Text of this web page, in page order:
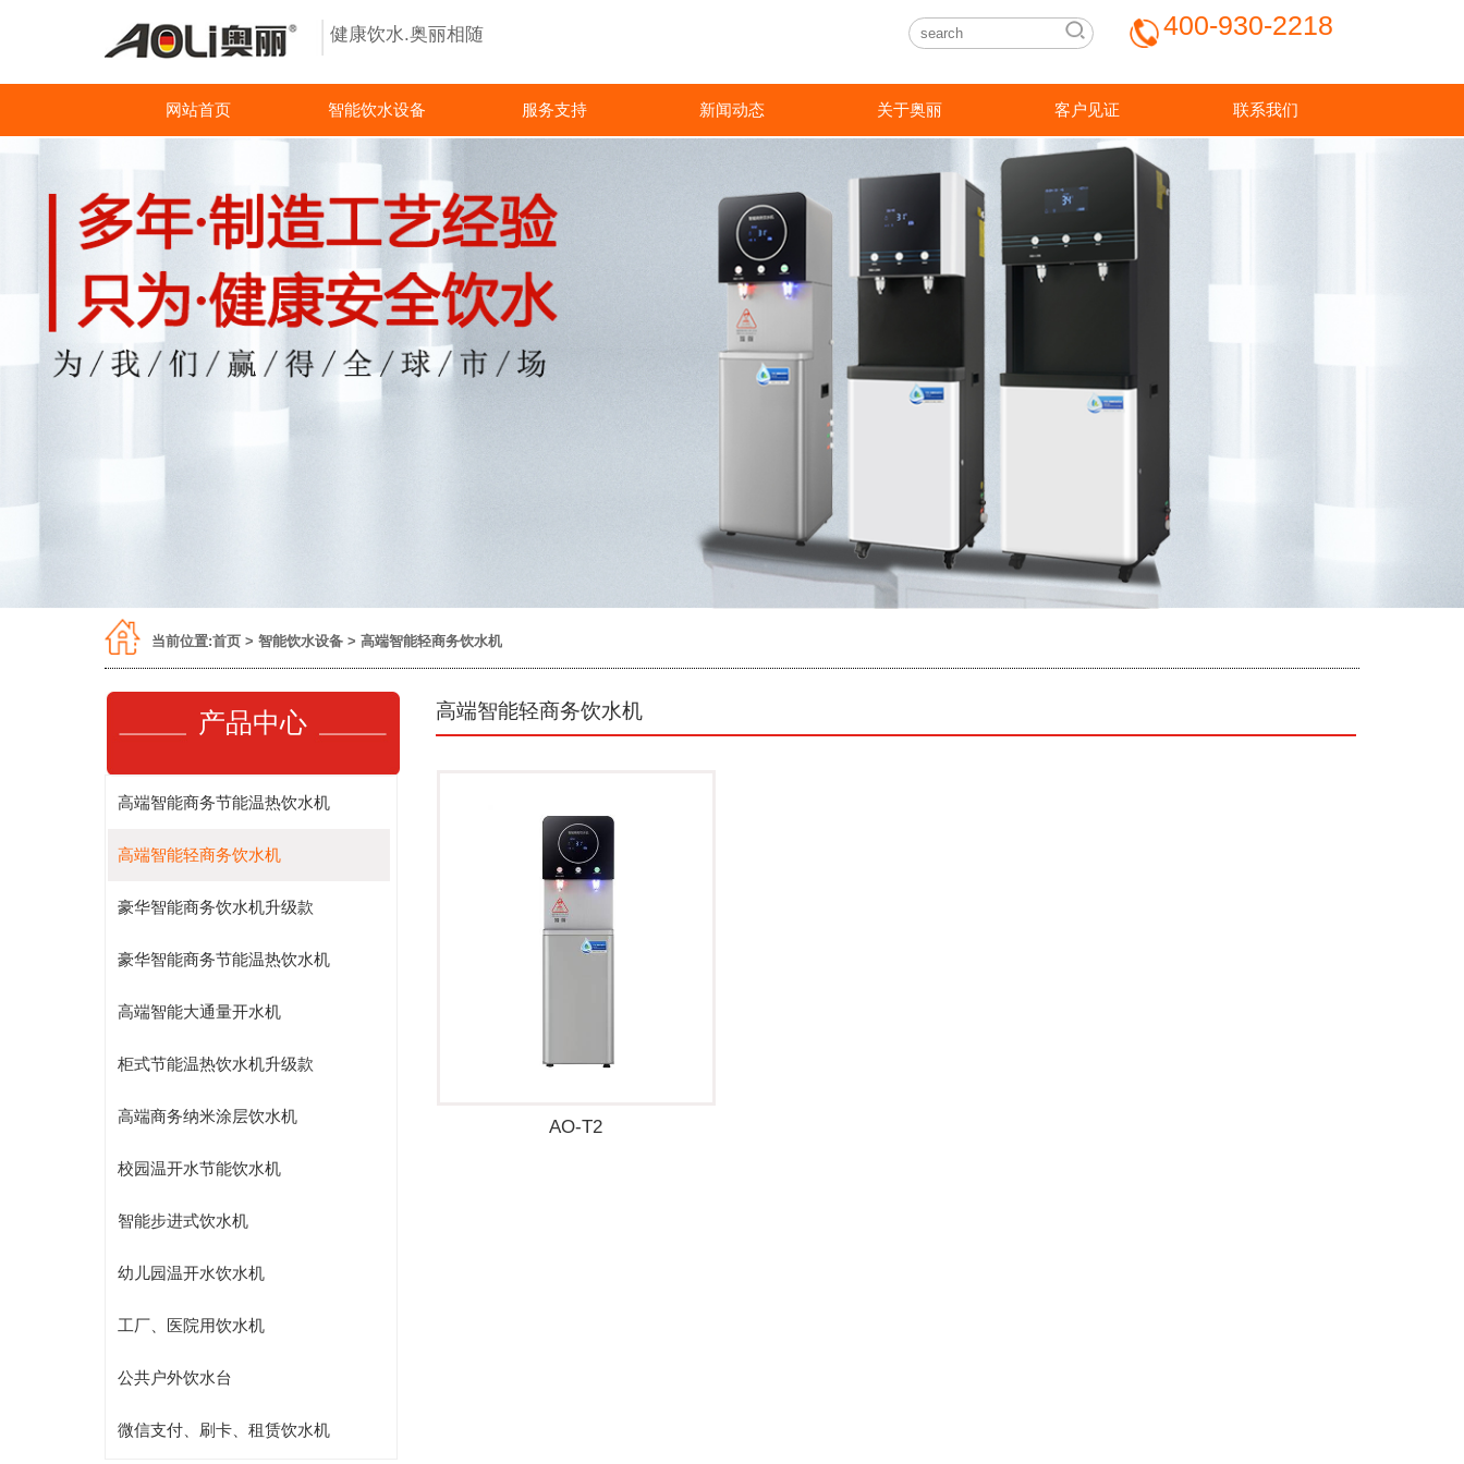
健康饮水.奥丽相随 400-930-2218
网站首页 智能饮水设备 服务支持 新闻动态 关于奥丽 客户见证 联系我们
当前位置:首页>智能饮水设备>高端智能轻商务饮水机
高端智能轻商务饮水机
豪华智能商务节能温热饮水机
高端智能大通量开水机
柜式节能温热饮水机升级款
高端商务纳米涂层饮水机
校园温开水节能饮水机
智能步进式饮水机
幼儿园温开水饮水机
工厂、医院用饮水机
公共户外饮水台